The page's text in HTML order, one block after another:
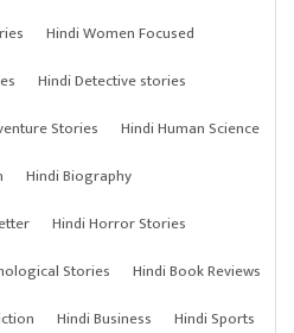
Hindi Women Focused
Hindi Detective stories
Stories
Hindi Human Science
Hindi Biography
Hindi Horror Stories
Stories
Hindi Book Reviews
Hindi Business
Hindi Sports